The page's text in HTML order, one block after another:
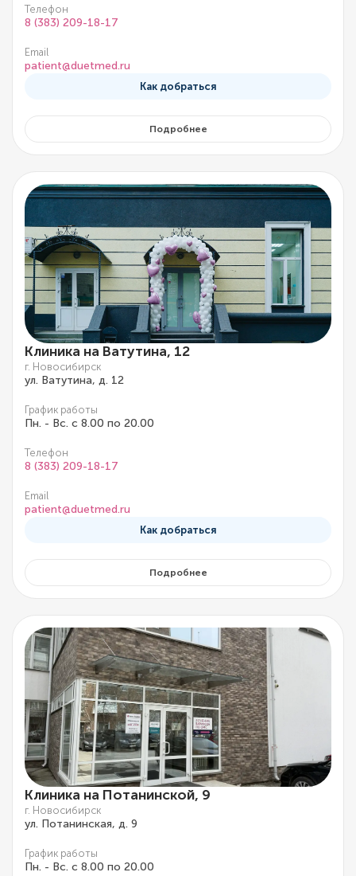
Телефон
8 (383) 209-18-17
Email
patient@duetmed.ru
Как добраться
Подробнее
Клиника на Ватутина, 12
г. Новосибирск
ул. Ватутина, д. 12
График работы
Пн. - Вс. с 8.00 по 20.00
Телефон
8 (383) 209-18-17
Email
patient@duetmed.ru
Как добраться
Подробнее
Клиника на Потанинской, 9
г. Новосибирск
ул. Потанинская, д. 9
График работы
Пн. - Вс. с 8.00 по 20.00